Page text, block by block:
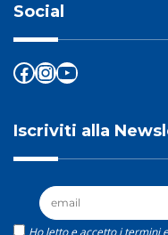
Social
Facebook
Instagram
YouTube
Iscriviti alla